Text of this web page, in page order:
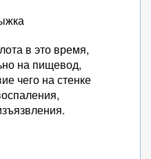
в это время,
на пищевод,
чего на стенке